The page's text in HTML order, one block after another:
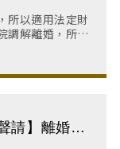
所以適用法定財
調解離婚，所以
配之基準日。
出雙
請】離婚律